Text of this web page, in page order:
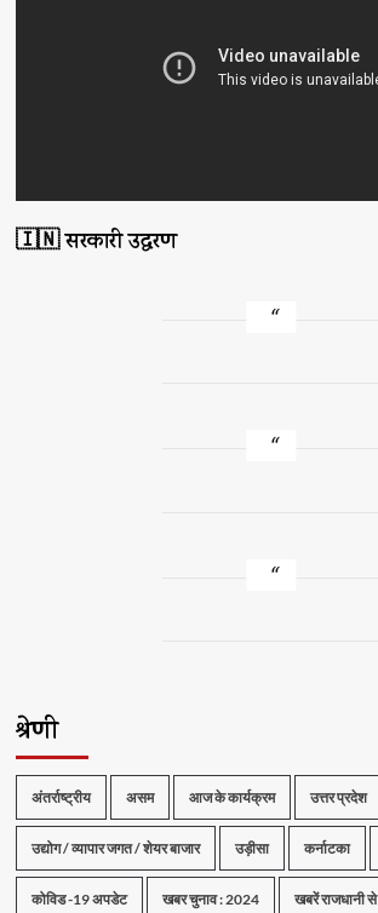
🇮🇳 सरकारी उद्धरण
श्रेणी
अंतर्राष्ट्रीय असम आज के कार्यक्रम उत्तर प्रदेश
उद्योग / व्यापार जगत / शेयर बाजार उड़ीसा कर्नाटका
कोविड -19 अपडेट खबर चुनाव : 2024 खबरें राजधानी से